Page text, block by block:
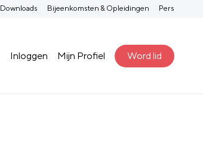
Inloggen Mijn Profiel Word lid
Downloads Bijeenkomsten & Opleidingen Pers